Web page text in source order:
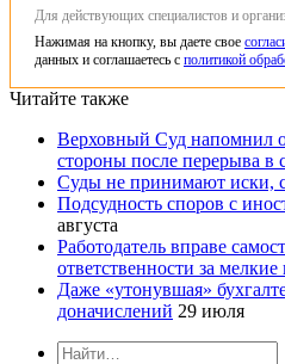
Для действующих специалистов и
Нажимая на кнопку, вы даете свое
данных и соглашаетесь с политикой
Читайте также
Верховный Суд напомнил
стороны после перерыва в
Суды не принимают иски,
Подсудность споров с
августа
Работодатель вправе
ответственности за
Даже «утонувшая»
доначислений 29 июля